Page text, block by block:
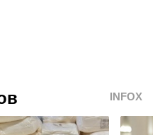
INFOX